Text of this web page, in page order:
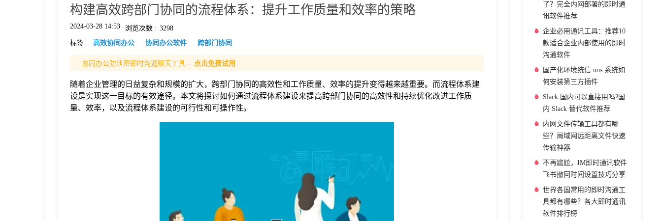
构建高效跨部门协同的流程体系：提升工作质量和效率的策略
2024-03-28 14:53 浏览次数 : 3298
标签 : 高效协同办公 协同办公软件 跨部门协同
协同办公防泄密即时沟通聊天工具— 点击免费试用
随着企业管理的日益复杂和规模的扩大，跨部门协同的高效性和工作质量、效率的提升变得越来越重要。而流程体系建
设是实现这一目标的有效途径。本文将探讨如何通过流程体系建设来提高跨部门协同的高效性和持续优化改进工作质
量、效率，以及流程体系建设的可行性和可操作性。
了？完全内网部署的即时通
讯软件推荐
企业必用通讯工具：推荐10
款适合企业内部使用的即时
沟通软件
国产化环境统信 uos 系统如
何安装第三方插件
Slack 国内可以直接用吗?国
内 Slack 替代软件推荐
内网文件传输工具都有哪
些？局域网远距离文件快速
传输神器
不再尴尬，IM即时通讯软件
飞书撤回时间设置技巧分享
世界各国常用的即时沟通工
具都有哪些？各大即时通讯
软件排行榜